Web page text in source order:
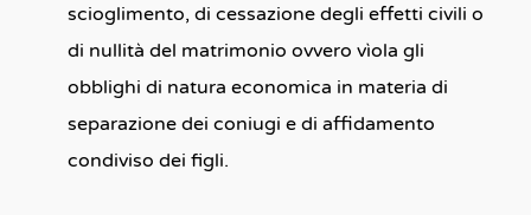
scioglimento, di cessazione degli effetti civili o
di nullità del matrimonio ovvero vìola gli
obblighi di natura economica in materia di
separazione dei coniugi e di affidamento
condiviso dei figli.